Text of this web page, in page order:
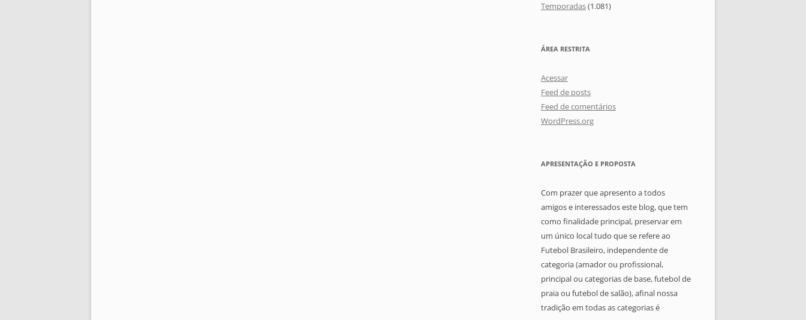
Temporadas(1.081)
ÁREA RESTRITA
Acessar
Feed de posts
Feed de comentários
WordPress.org
APRESENTAÇÃO E PROPOSTA
Com prazer que apresento a todos
amigos e interessados este blog, que tem
como finalidade principal, preservar em
um único local tudo que se refere ao
Futebol Brasileiro, independente de
categoria (amador ou profissional,
principal ou categorias de base, futebol de
praia ou futebol de salão), afinal nossa
tradição em todas as categorias é